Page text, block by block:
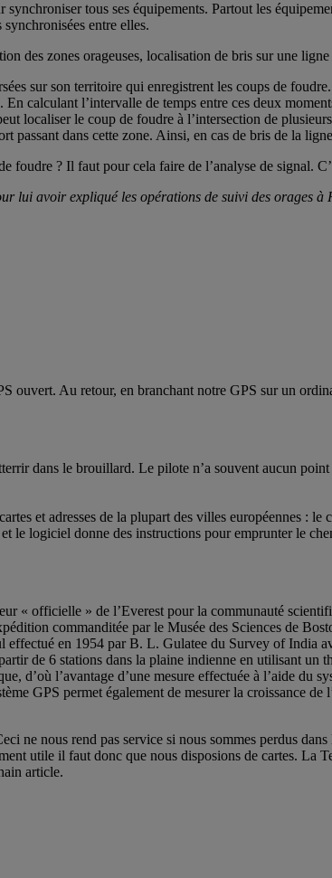
tous ses équipements. Partout les
entre elles.
des zones orageuses, localisation de bris sur une
sur son territoire qui enregistrent les coups de
calculant l’intervalle de temps entre ces deux
localiser le coup de foudre à l’intersection de
passant dans cette zone. Ainsi, en cas de bris de la
? Il faut pour cela faire de l’analyse de signal.
lui avoir expliqué les opérations de suivi des orages à
ouvert. Au retour, en branchant notre GPS sur un
dans le brouillard. Le pilote n’a souvent aucun point
et adresses de la plupart des villes européennes :
le logiciel donne des instructions pour emprunter le
« officielle » de l’Everest pour la communauté
commanditée par le Musée des Sciences de
effectué en 1954 par B. L. Gulatee du Survey of India
de 6 stations dans la plaine indienne en utilisant
d’où l’avantage d’une mesure effectuée à l’aide du
GPS permet également de mesurer la croissance
ne nous rend pas service si nous sommes perdus
utile il faut donc que nous disposions de cartes. La
article.